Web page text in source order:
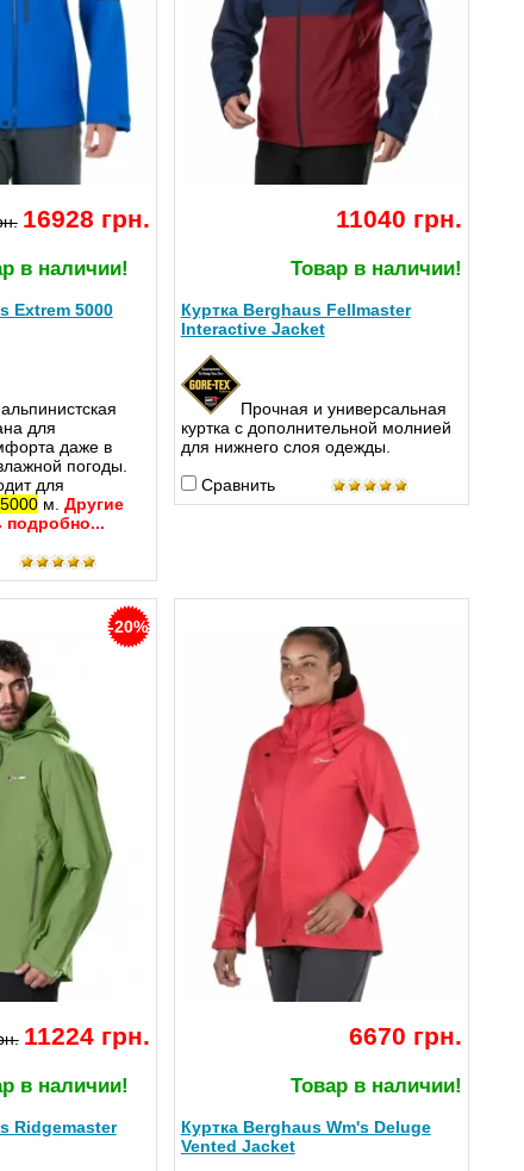
16928 грн.
в наличии!
Extrem 5000
для
даже в
погоды.
для
5000м. Другие
подробно...
11040 грн.
Товар в наличии!
Куртка Berghaus Fellmaster
Interactive Jacket
Прочная и универсальная
куртка с дополнительной молнией
для нижнего слоя одежды.
Сравнить
-20%
11224 грн.
в наличии!
Ridgemaster
6670 грн.
Товар в наличии!
Куртка Berghaus Wm's Deluge
Vented Jacket